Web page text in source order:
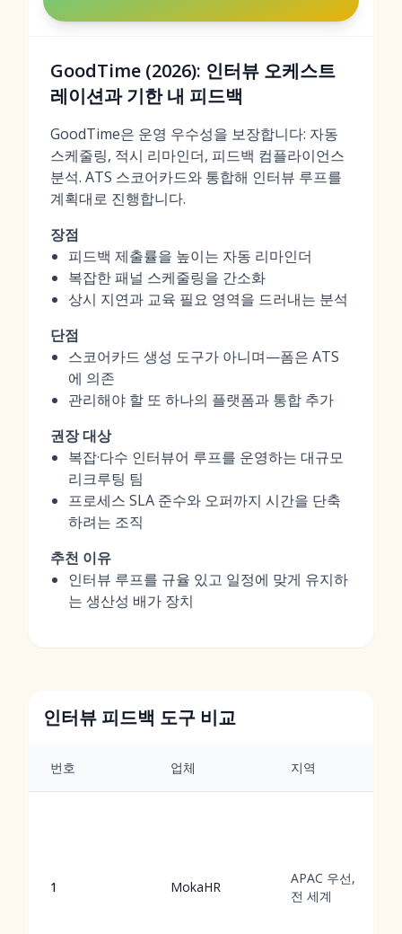
GoodTime (2026): 인터뷰 오케스트
레이션과 기한 내 피드백
GoodTime은 운영 우수성을 보장합니다: 자동
스케줄링, 적시 리마인더, 피드백 컴플라이언스
분석. ATS 스코어카드와 통합해 인터뷰 루프를
계획대로 진행합니다.
장점
피드백 제출률을 높이는 자동 리마인더
복잡한 패널 스케줄링을 간소화
상시 지연과 교육 필요 영역을 드러내는 분석
단점
스코어카드 생성 도구가 아니며—폼은 ATS
에 의존
관리해야 할 또 하나의 플랫폼과 통합 추가
권장 대상
복잡·다수 인터뷰어 루프를 운영하는 대규모
리크루팅 팀
프로세스 SLA 준수와 오퍼까지 시간을 단축
하려는 조직
추천 이유
인터뷰 루프를 규율 있고 일정에 맞게 유지하
는 생산성 배가 장치
인터뷰 피드백 도구 비교
번호 업체 지역
1 MokaHR
APAC 우선,
전 세계